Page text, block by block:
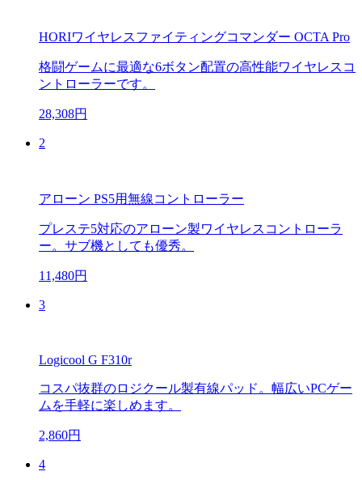
HORIワイヤレスファイティングコマンダー OCTA Pro
格闘ゲームに最適な6ボタン配置の高性能ワイヤレスコ
ントローラーです。
28,308円
2
アローン PS5用無線コントローラー
プレステ5対応のアローン製ワイヤレスコントローラ
ー。サブ機としても優秀。
11,480円
3
Logicool G F310r
コスパ抜群のロジクール製有線パッド。幅広いPCゲー
ムを手軽に楽しめます。
2,860円
4